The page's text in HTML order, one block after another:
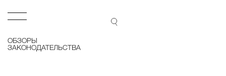
Открыть меню
ОБЗОРЫ
ЗАКОНОДАТЕЛЬСТВА